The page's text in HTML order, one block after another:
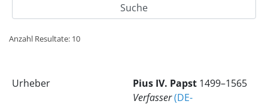
Anzahl Resultate: 10
Urheber Pius IV. Papst 1499–1565
Verfasser(DE-